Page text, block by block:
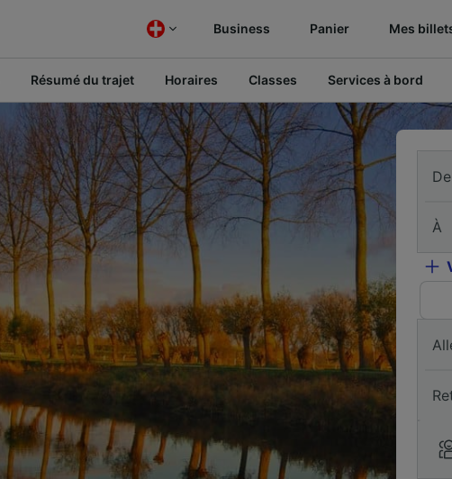
Business Panier Mes
Résumé du trajet Horaires Classes Services à bord
De
À